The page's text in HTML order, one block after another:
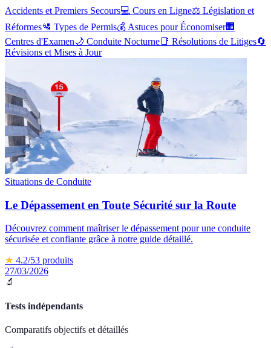
Accidents et Premiers Secours💻 Cours en Ligne⚖️ Législation et
Réformes🛂 Types de Permis💰 Astuces pour Économiser🏢
Centres d'Examen🌙 Conduite Nocturne 📑 Résolutions de Litiges🔄
Révisions et Mises à Jour
Situations de Conduite
Le Dépassement en Toute Sécurité sur la Route
Découvrez comment maîtriser le dépassement pour une conduite
sécurisée et confiante grâce à notre guide détaillé.
★ 4.2/53 produits
27/03/2026
🔬
Tests indépendants
Comparatifs objectifs et détaillés